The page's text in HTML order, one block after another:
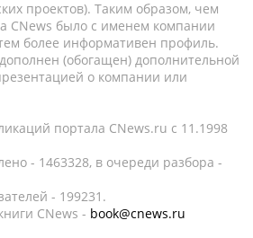
проектов). Таким образом, чем
CNews было с именем компании
более информативен профиль.
(обогащен) дополнительной
о компании или
портала CNews.ru c 11.1998
- 1463328, в очереди разбора -
- 199231.
CNews - book@cnews.ru